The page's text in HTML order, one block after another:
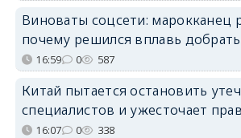
Виноваты соцсети: марокканец
почему решился вплавь
16:59 0 587
Китай пытается остановить
специалистов и ужесточает
16:07 0 338